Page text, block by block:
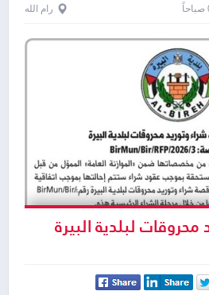
رام الله
محروقات لبلدية البيرة